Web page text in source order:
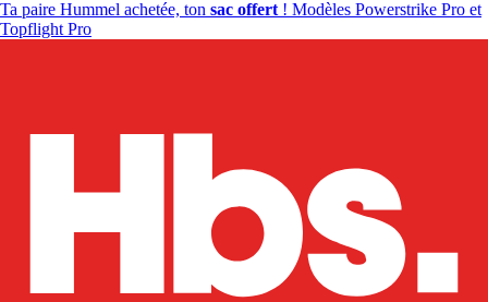
Ta paire Hummel achetée, ton sac offert ! Modèles Powerstrike Pro et
Topflight Pro